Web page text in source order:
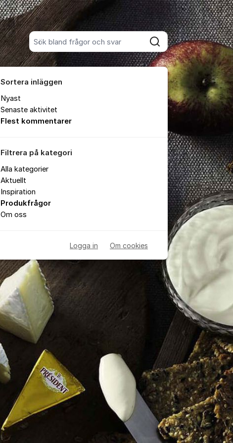
Sök bland alla inlägg
Sök
Sortera inläggen
Nyast
Senaste aktivitet
Flest kommentarer
Filtrera på kategori
Alla kategorier
Aktuellt
Inspiration
Produkfrågor
Om oss
Logga in Om cookies